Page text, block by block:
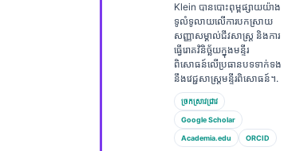
Klein បានបោះពុម្ពផ្សាយយ៉ាង
ទូលំទូលាយលើការបកស្រាយ
សញ្ញាសម្គាល់ជីវសាស្ត្រ និងការ
ធ្វើរោគវិនិច្ឆ័យក្នុងមន្ទីរ
ពិសោធន៍លើប្រធានបទទាក់ទង
នឹងវេជ្ជសាស្ត្រមន្ទីរពិសោធន៍។.
ច្រកស្រាវជ្រាវ
Google Scholar
Academia.edu ORCID